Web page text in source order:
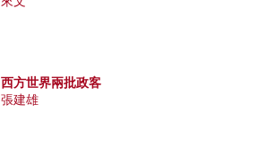
西方世界兩批政客
張建雄